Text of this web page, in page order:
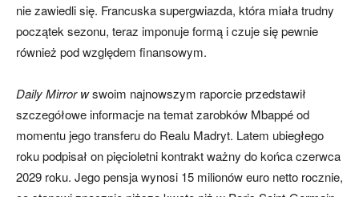
nie zawiedli się. Francuska supergwiazda, która miała trudny
początek sezonu, teraz imponuje formą i czuje się pewnie
również pod względem finansowym.
Daily Mirror wswoim najnowszym raporcie przedstawił
szczegółowe informacje na temat zarobków Mbappé od
momentu jego transferu do Realu Madryt. Latem ubiegłego
roku podpisał on pięcioletni kontrakt ważny do końca czerwca
2029 roku. Jego pensja wynosi 15 milionów euro netto rocznie,